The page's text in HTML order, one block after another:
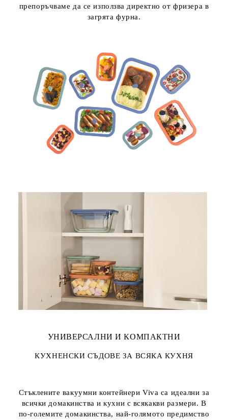
препоръчваме да се използва директно от фризера в
загрята фурна.
УНИВЕРСАЛНИ И КОМПАКТНИ
КУХНЕНСКИ СЪДОВЕ ЗА ВСЯКА КУХНЯ
Стъклените вакуумни контейнери Viva са идеални за
всички домакинства и кухни с всякакви размери. В
по-големите домакинства, най-голямото предимство